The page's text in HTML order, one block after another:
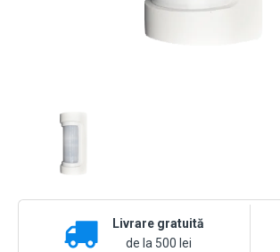
Livrare gratuită
de la 500 lei